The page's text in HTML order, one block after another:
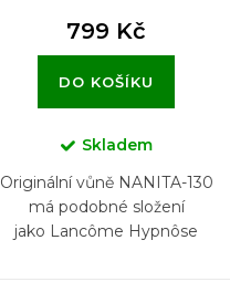
799 Kč
DO KOŠÍKU
Skladem
Originální vůně NANITA-130
má podobné složení
jako Lancôme Hypnôse